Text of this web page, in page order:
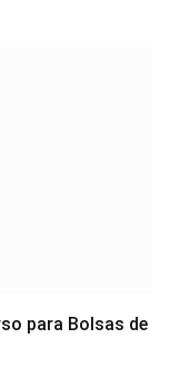
para Bolsas de